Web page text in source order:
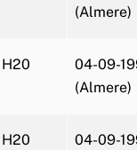
(Almere)
H20
04-09-
(Almere)
H20
04-09-